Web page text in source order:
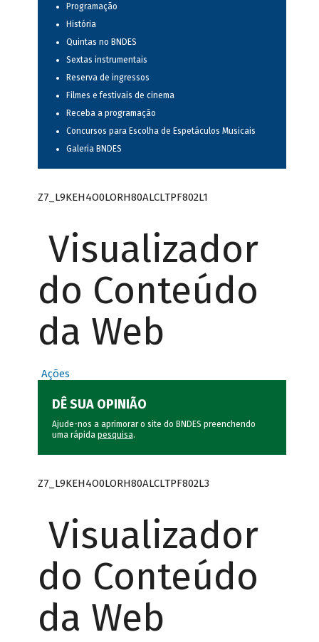
Programação
História
Quintas no BNDES
Sextas instrumentais
Reserva de ingressos
Filmes e festivais de cinema
Receba a programação
Concursos para Escolha de Espetáculos Musicais
Galeria BNDES
Z7_L9KEH4O0LORH80ALCLTPF802L1
Visualizador
do Conteúdo
da Web
Ações
DÊ SUA OPINIÃO
Ajude-nos a aprimorar o site do BNDES preenchendo
uma rápida pesquisa.
Z7_L9KEH4O0LORH80ALCLTPF802L3
Visualizador
do Conteúdo
da Web